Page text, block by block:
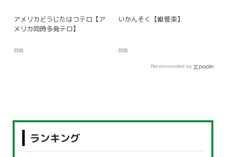
アメリカどうじたはつテロ【ア
メリカ同時多発テロ】
辞典
いかんそく【維管束】
辞典
Recommended by
ランキング